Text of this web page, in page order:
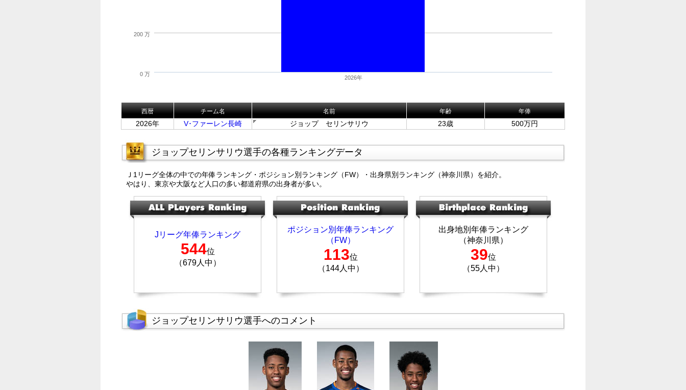
2026年
0 万
200 万
西暦 チーム名 名前 年齢 年俸
2026年 V･ファーレン長崎 ジョップ セリンサリウ 23歳 500万円
ジョップセリンサリウ選手の各種ランキングデータ
Ｊ1リーグ全体の中での年俸ランキング・ポジション別ランキング（FW）・出身県別ランキング（神奈川県）を紹介。
やはり、東京や大阪など人口の多い都道府県の出身者が多い。
Jリーグ年俸ランキング
544位
（679人中）
ポジション別年俸ランキング
（FW）
113位
（144人中）
出身地別年俸ランキング
（神奈川県）
39位
（55人中）
ジョップセリンサリウ選手へのコメント